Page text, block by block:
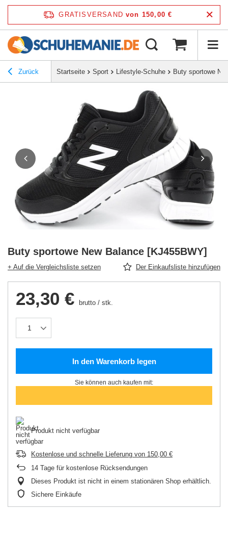
GRATISVERSAND von 150,00 €
Zurück Startseite Sport Lifestyle-Schuhe Buty sportowe
Buty sportowe New Balance [KJ455BWY]
+ Auf die Vergleichsliste setzen Der Einkaufsliste hinzufügen
23,30 € brutto / stk.
In den Warenkorb legen
Sie können auch kaufen mit:
Produkt nicht verfügbar
Kostenlose und schnelle Lieferung von 150,00 €
14 Tage für kostenlose Rücksendungen
Dieses Produkt ist nicht in einem stationären Shop erhältlich.
Sichere Einkäufe